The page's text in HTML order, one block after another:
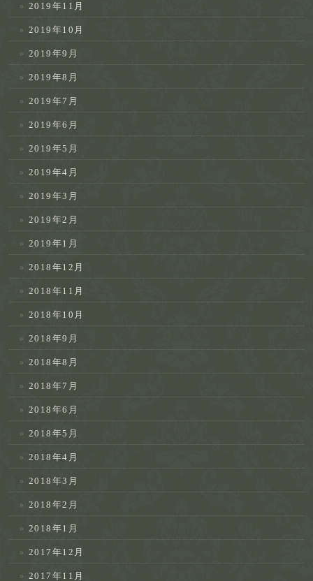
2019年11月
2019年10月
2019年9月
2019年8月
2019年7月
2019年6月
2019年5月
2019年4月
2019年3月
2019年2月
2019年1月
2018年12月
2018年11月
2018年10月
2018年9月
2018年8月
2018年7月
2018年6月
2018年5月
2018年4月
2018年3月
2018年2月
2018年1月
2017年12月
2017年11月